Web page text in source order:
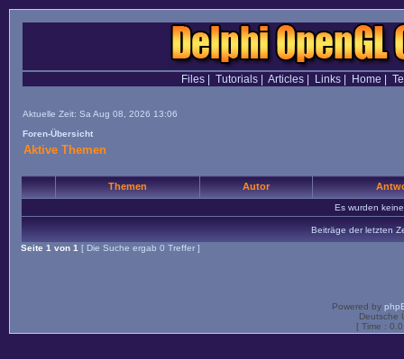
Files| Tutorials| Articles| Links| Home
Aktuelle Zeit: Sa Aug 08, 2026 13:06
Foren-Übersicht
Aktive Themen
Themen Autor
Es wurden
Beiträge der letzten
Seite 1 von 1 [ Die Suche ergab 0 Treffer ]
Powered by
Deutsche
[ Time :